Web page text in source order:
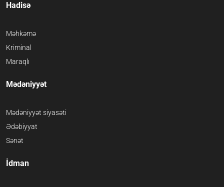
Hadisə
Məhkəmə
Kriminal
Maraqlı
Mədəniyyət
Mədəniyyət siyasəti
Ədəbiyyat
Sənət
İdman